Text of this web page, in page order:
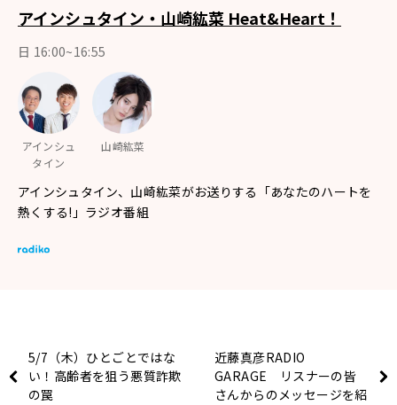
アインシュタイン・山崎紘菜 Heat&Heart！
日 16:00~16:55
アインシュ
タイン
山崎紘菜
アインシュタイン、山崎紘菜がお送りする「あなたのハートを
熱くする!」ラジオ番組
5/7（木）ひとごとではな
い！高齢者を狙う悪質詐欺
の罠
近藤真彦RADIO
GARAGE リスナーの皆
さんからのメッセージを紹